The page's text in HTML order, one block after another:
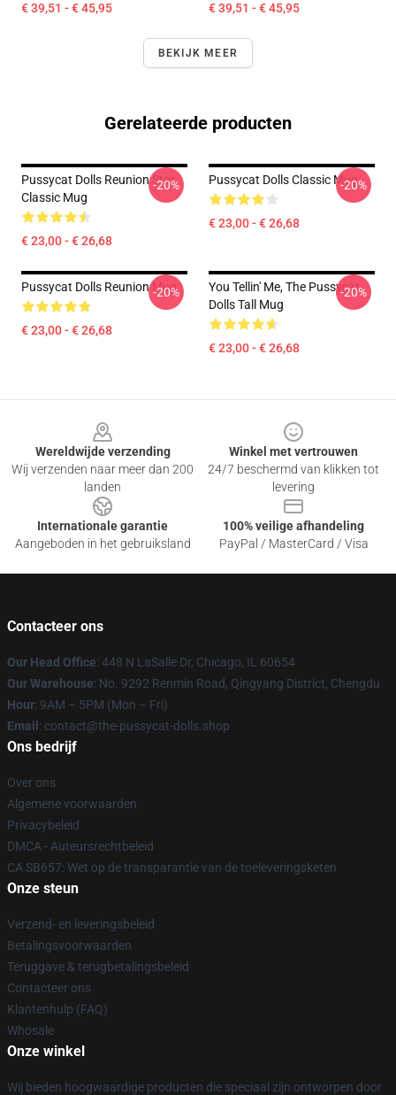
€ 39,51 - € 45,95 € 39,51 - € 45,95
BEKIJK MEER
Gerelateerde producten
Pussycat Dolls Reunion Star
Classic Mug
€ 23,00 - € 26,68
-20% Pussycat Dolls Classic Mug
€ 23,00 - € 26,68
-20%
Pussycat Dolls Reunion Mug
€ 23,00 - € 26,68
-20%
You Tellin' Me, The Pussycat
Dolls Tall Mug
€ 23,00 - € 26,68
-20%
Wereldwijde verzending
Wij verzenden naar meer dan 200
landen
Winkel met vertrouwen
24/7 beschermd van klikken tot
levering
Internationale garantie
Aangeboden in het gebruiksland
100% veilige afhandeling
PayPal / MasterCard / Visa
Contacteer ons
Our Head Office: 448 N LaSalle Dr, Chicago, IL 60654
Our Warehouse: No. 9292 Renmin Road, Qingyang District, Chengdu
Hour: 9AM – 5PM (Mon – Fri)
Email : contact@the-pussycat-dolls.shop
Ons bedrijf
Over ons
Algemene voorwaarden
Privacybeleid
DMCA - Auteursrechtbeleid
CA SB657: Wet op de transparantie van de toeleveringsketen
Onze steun
Verzend- en leveringsbeleid
Betalingsvoorwaarden
Teruggave & terugbetalingsbeleid
Contacteer ons
Klantenhulp (FAQ)
Whosale
Onze winkel
Wij bieden hoogwaardige producten die speciaal zijn ontworpen door